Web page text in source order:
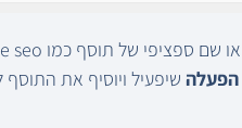
הפעלהשיפעיל ויוסיף את